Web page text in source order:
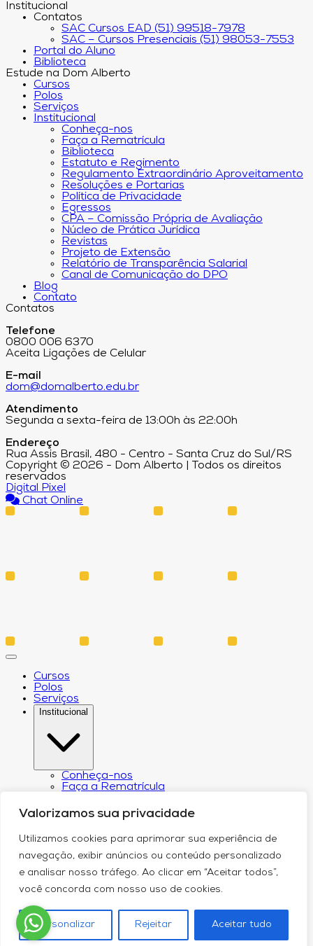
Valorizamos sua privacidade
Utilizamos cookies para aprimorar sua experiência de
navegação, exibir anúncios ou conteúdo personalizado
e analisar nosso tráfego. Ao clicar em “Aceitar todos”,
você concorda com nosso uso de cookies.
Personalizar Rejeitar Aceitar tudo
Institucional
Contatos
SAC Cursos EAD (51) 99518-7978
SAC – Cursos Presenciais (51) 98053-7553
Portal do Aluno
Biblioteca
Estude na Dom Alberto
Cursos
Polos
Serviços
Institucional
Conheça-nos
Faça a Rematrícula
Biblioteca
Estatuto e Regimento
Regulamento Extraordinário Aproveitamento
Resoluções e Portarias
Política de Privacidade
Egressos
CPA – Comissão Própria de Avaliação
Núcleo de Prática Jurídica
Revistas
Projeto de Extensão
Relatório de Transparência Salarial
Canal de Comunicação do DPO
Blog
Contato
Contatos
Telefone
0800 006 6370
Aceita Ligações de Celular
E-mail
dom@domalberto.edu.br
Atendimento
Segunda a sexta-feira de 13:00h às 22:00h
Endereço
Rua Assis Brasil, 480 - Centro - Santa Cruz do Sul/RS
Copyright © 2026 - Dom Alberto | Todos os direitos
reservados
Digital Pixel
Chat Online
Cursos
Polos
Serviços
Institucional
Conheça-nos
Faça a Rematrícula
Estatuto e Regimento
Regulamento Extraordinário Aproveitamento
Resoluções e Portarias
Política de Privacidade
Egressos
CPA – Comissão Própria de Avaliação
Núcleo de Prática Jurídica
Revistas
Relatório de Transparência Salarial
Canal de Comunicação do DPO
Blog